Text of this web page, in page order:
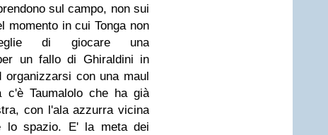
sul campo, non sui
momento in cui Tonga non
di giocare una
un fallo di Ghiraldini in
con una maul
c'è Taumalolo che ha già
con l'ala azzurra vicina
lo spazio. E' la meta dei